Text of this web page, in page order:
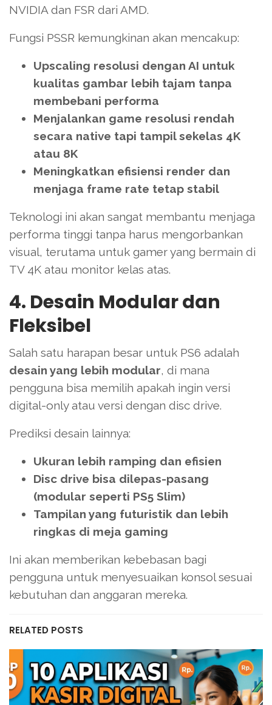
NVIDIA dan FSR dari AMD.
Fungsi PSSR kemungkinan akan mencakup:
Upscaling resolusi dengan AI untuk
kualitas gambar lebih tajam tanpa
membebani performa
Menjalankan game resolusi rendah
secara native tapi tampil sekelas 4K
atau 8K
Meningkatkan efisiensi render dan
menjaga frame rate tetap stabil
Teknologi ini akan sangat membantu menjaga
performa tinggi tanpa harus mengorbankan
visual, terutama untuk gamer yang bermain di
TV 4K atau monitor kelas atas.
4. Desain Modular dan
Fleksibel
Salah satu harapan besar untuk PS6 adalah
desain yang lebih modular, di mana
pengguna bisa memilih apakah ingin versi
digital-only atau versi dengan disc drive.
Prediksi desain lainnya:
Ukuran lebih ramping dan efisien
Disc drive bisa dilepas-pasang
(modular seperti PS5 Slim)
Tampilan yang futuristik dan lebih
ringkas di meja gaming
Ini akan memberikan kebebasan bagi
pengguna untuk menyesuaikan konsol sesuai
kebutuhan dan anggaran mereka.
RELATED POSTS